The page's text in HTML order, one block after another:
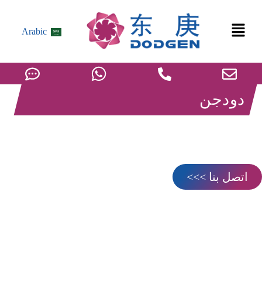
Arabic
دودجن
اتصل بنا >>>